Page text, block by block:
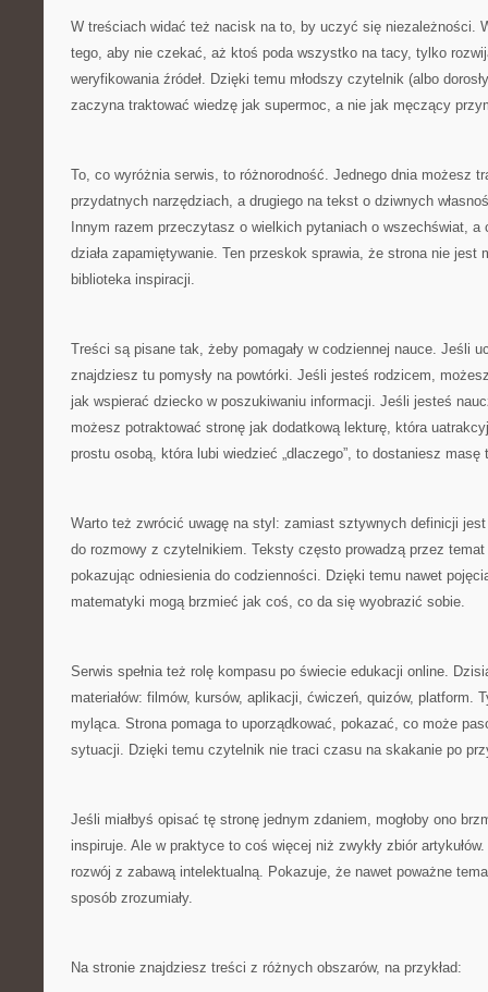
W treściach widać też nacisk na to, by uczyć się niezależności.
tego, aby nie czekać, aż ktoś poda wszystko na tacy, tylko
weryfikowania źródeł. Dzięki temu młodszy czytelnik (albo
zaczyna traktować wiedzę jak supermoc, a nie jak męczący
To, co wyróżnia serwis, to różnorodność. Jednego dnia możesz
przydatnych narzędziach, a drugiego na tekst o dziwnych
Innym razem przeczytasz o wielkich pytaniach o wszechświat,
działa zapamiętywanie. Ten przeskok sprawia, że strona nie jest
biblioteka inspiracji.
Treści są pisane tak, żeby pomagały w codziennej nauce. Jeśli
znajdziesz tu pomysły na powtórki. Jeśli jesteś rodzicem,
jak wspierać dziecko w poszukiwaniu informacji. Jeśli jesteś
możesz potraktować stronę jak dodatkową lekturę, która
prostu osobą, która lubi wiedzieć „dlaczego”, to dostaniesz masę
Warto też zwrócić uwagę na styl: zamiast sztywnych definicji
do rozmowy z czytelnikiem. Teksty często prowadzą przez
pokazując odniesienia do codzienności. Dzięki temu nawet
matematyki mogą brzmieć jak coś, co da się wyobrazić sobie.
Serwis spełnia też rolę kompasu po świecie edukacji online.
materiałów: filmów, kursów, aplikacji, ćwiczeń, quizów, platform.
myląca. Strona pomaga to uporządkować, pokazać, co może
sytuacji. Dzięki temu czytelnik nie traci czasu na skakanie po
Jeśli miałbyś opisać tę stronę jednym zdaniem, mogłoby ono
inspiruje. Ale w praktyce to coś więcej niż zwykły zbiór
rozwój z zabawą intelektualną. Pokazuje, że nawet poważne
sposób zrozumiały.
Na stronie znajdziesz treści z różnych obszarów, na przykład: